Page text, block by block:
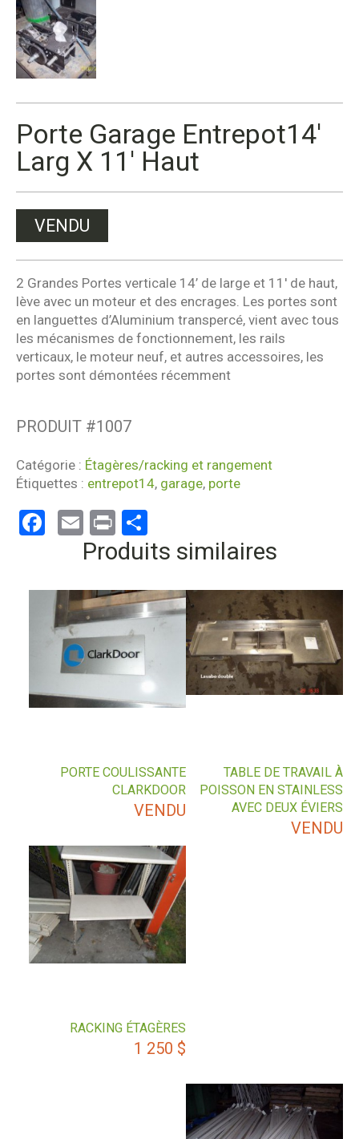
Porte Garage Entrepot14′
Larg X 11′ Haut
VENDU
2 Grandes Portes verticale 14’ de large et 11' de haut,
lève avec un moteur et des encrages. Les portes sont
en languettes d’Aluminium transpercé, vient avec tous
les mécanismes de fonctionnement, les rails
verticaux, le moteur neuf, et autres accessoires, les
portes sont démontées récemment
PRODUIT #1007
Catégorie : Étagères/racking et rangement
Étiquettes : entrepot14, garage, porte
Facebook
Email
Print
Produits similaires
TABLE DE TRAVAIL À
POISSON EN STAINLESS
AVEC DEUX ÉVIERS
VENDU
PORTE COULISSANTE
CLARKDOOR
VENDU
RACKING ÉTAGÈRES
1 250 $